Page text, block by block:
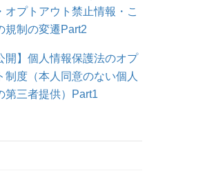
オプトアウト禁止情報・こ
規制の変遷Part2
開】個人情報保護法のオプ
制度（本人同意のない個人
第三者提供）Part1